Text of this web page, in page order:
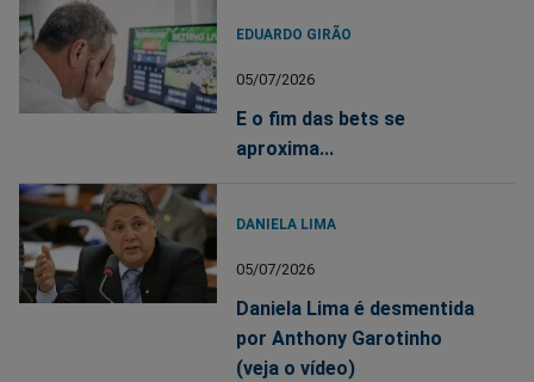
EDUARDO GIRÃO
05/07/2026
E o fim das bets se
aproxima...
DANIELA LIMA
05/07/2026
Daniela Lima é desmentida
por Anthony Garotinho
(veja o vídeo)